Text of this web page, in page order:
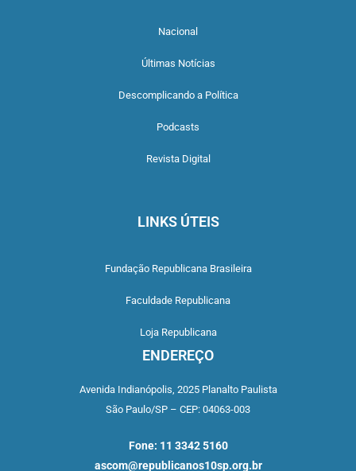
Nacional
Últimas Notícias
Descomplicando a Política
Podcasts
Revista Digital
LINKS ÚTEIS
Fundação Republicana Brasileira
Faculdade Republicana
Loja Republicana
ENDEREÇO
Avenida Indianópolis, 2025 Planalto Paulista
São Paulo/SP – CEP: 04063-003
Fone: 11 3342 5160
ascom@republicanos10sp.org.br